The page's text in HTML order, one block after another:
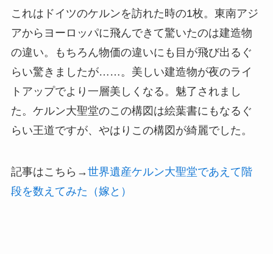
これはドイツのケルンを訪れた時の1枚。東南アジ
アからヨーロッパに飛んできて驚いたのは建造物
の違い。もちろん物価の違いにも目が飛び出るぐ
らい驚きましたが……。美しい建造物が夜のライ
トアップでより一層美しくなる。魅了されまし
た。ケルン大聖堂のこの構図は絵葉書にもなるぐ
らい王道ですが、やはりこの構図が綺麗でした。
記事はこちら→世界遺産ケルン大聖堂であえて階
段を数えてみた（嫁と）